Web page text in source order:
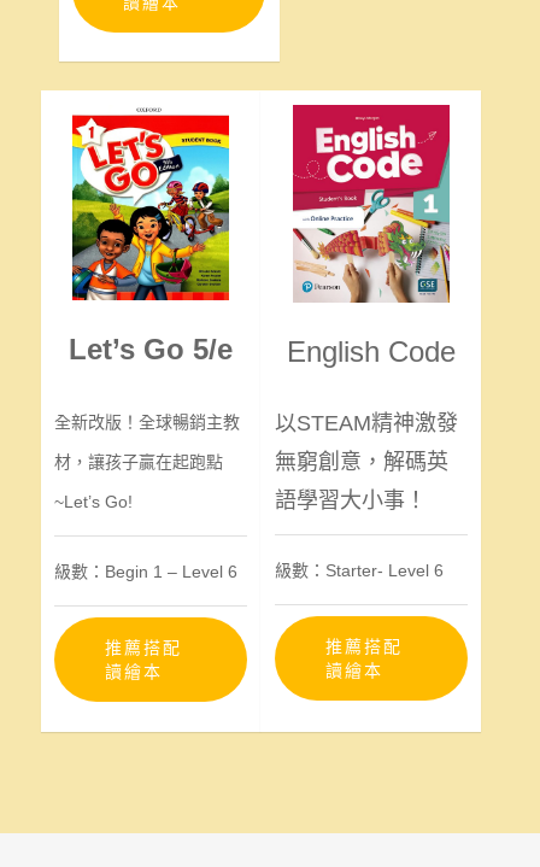
Let’s Go 5/e
全新改版！全球暢銷主教
材，讓孩子贏在起跑點
~Let’s Go!
級數：Begin 1 – Level 6
推薦搭配
讀繪本
English Code
以STEAM精神激發
無窮創意，解碼英
語學習大小事！
級數：Starter- Level 6
推薦搭配
讀繪本